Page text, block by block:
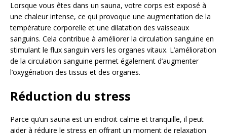
Lorsque vous êtes dans un sauna, votre corps est exposé à
une chaleur intense, ce qui provoque une augmentation de la
température corporelle et une dilatation des vaisseaux
sanguins. Cela contribue à améliorer la circulation sanguine en
stimulant le flux sanguin vers les organes vitaux. L’amélioration
de la circulation sanguine permet également d’augmenter
l’oxygénation des tissus et des organes.
Réduction du stress
Parce qu’un sauna est un endroit calme et tranquille, il peut
aider à réduire le stress en offrant un moment de relaxation